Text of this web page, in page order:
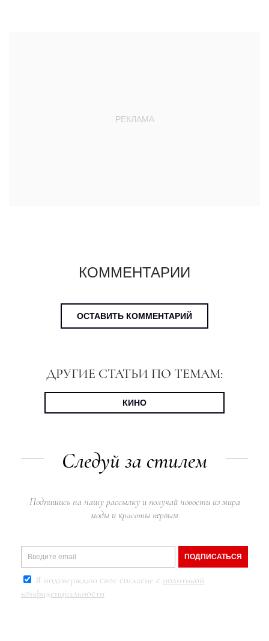
КОММЕНТАРИИ
ОСТАВИТЬ КОММЕНТАРИЙ
ДРУГИЕ СТАТЬИ ПО ТЕМАМ:
КИНО
Следуй за стилем
Подпишись на нашу рассылку и получай новости из мира
моды и красоты первым
ПОДПИСАТЬСЯ
Я подтверждаю свое согласие с политикой
конфиденциальности